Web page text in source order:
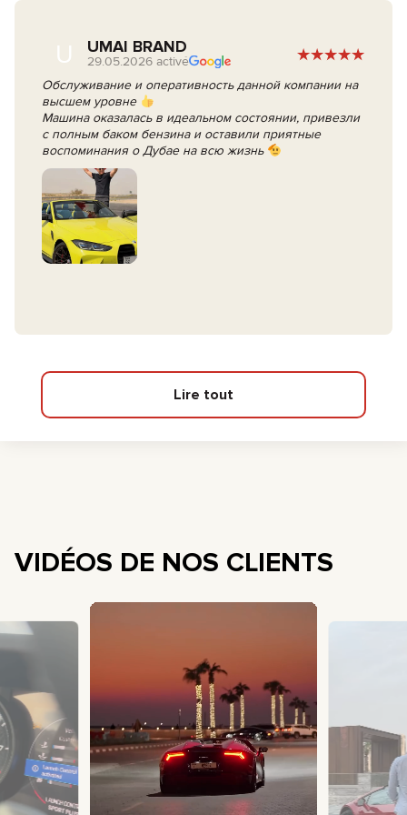
U UMAI BRAND
29.05.2026 activé
Обслуживание и оперативность данной компании на
высшем уровне
Машина оказалась в идеальном состоянии, привезли
с полным баком бензина и оставили приятные
воспоминания о Дубае на всю жизнь
Lire tout
VIDÉOS DE NOS CLIENTS